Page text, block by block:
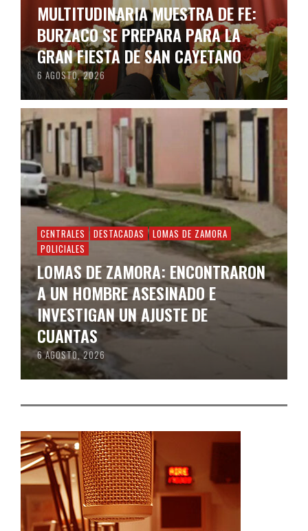
MULTITUDINARIA MUESTRA DE FE:
BURZACO SE PREPARA PARA LA
GRAN FIESTA DE SAN CAYETANO
6 AGOSTO, 2026
CENTRALES DESTACADAS
LOMAS DE ZAMORA
POLICIALES
LOMAS DE ZAMORA: ENCONTRARON
A UN HOMBRE ASESINADO E
INVESTIGAN UN AJUSTE DE
CUANTAS
6 AGOSTO, 2026